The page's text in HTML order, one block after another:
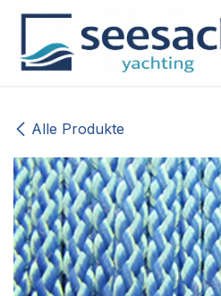
Zum Inhalt springen
Alle Produkte